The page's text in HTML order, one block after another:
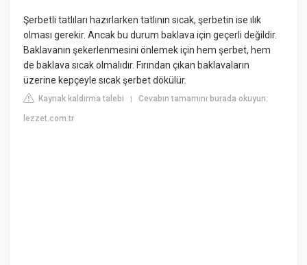
Şerbetli tatlıları hazırlarken tatlının sıcak, şerbetin ise ılık
olması gerekir. Ancak bu durum baklava için geçerli değildir.
Baklavanın şekerlenmesini önlemek için hem şerbet, hem
de baklava sıcak olmalıdır. Fırından çıkan baklavaların
üzerine kepçeyle sıcak şerbet dökülür.
Kaynak kaldırma talebi |Cevabın tamamını burada okuyun:
lezzet.com.tr